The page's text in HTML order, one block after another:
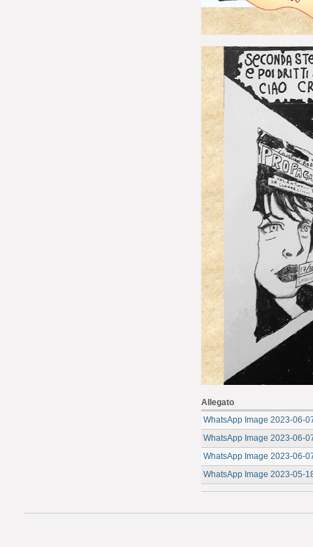
Allegato
WhatsApp Image 2023-06-
WhatsApp Image 2023-06-
WhatsApp Image 2023-06-
WhatsApp Image 2023-05-